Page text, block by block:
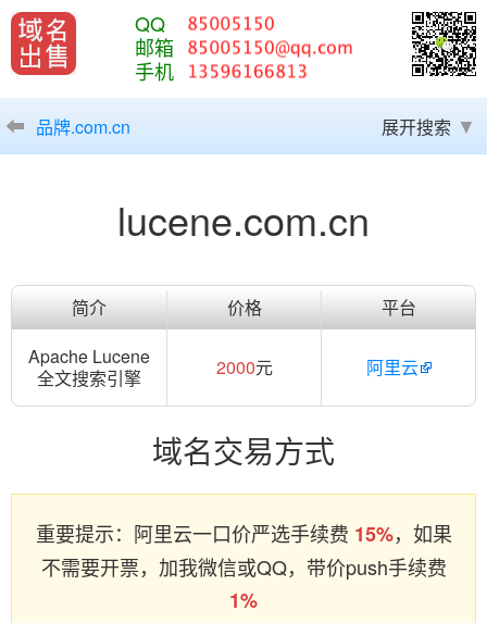
QQ
邮箱
手机
品牌.com.cn 展开搜索
lucene.com.cn
简介 价格
平台
Apache Lucene
全文搜索引擎
2000元 阿里云
域名交易方式
重要提示：阿里云一口价严选手续费 15%，如果
不需要开票，加我微信或QQ，带价push手续费
1%